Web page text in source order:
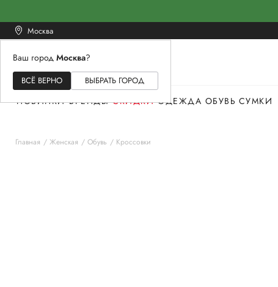
Москва
Ваш город Москва?
ВСЁ ВЕРНО ВЫБРАТЬ ГОРОД
ЖЕНСКОЕМУЖСКОЕ
НОВИНКИ БРЕНДЫ СКИДКИ ОДЕЖДА ОБУВЬ СУМКИ
Главная Женская Обувь Кроссовки